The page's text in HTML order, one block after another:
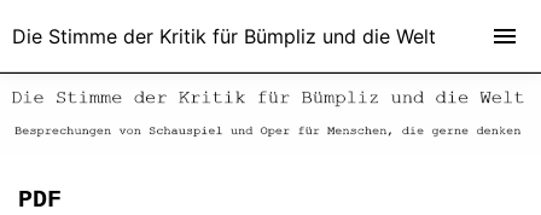
PDF
Die Stimme der Kritik für Bümpliz und die Welt